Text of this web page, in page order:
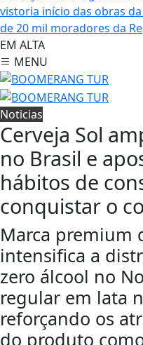
vistoria início das obras
de 20 mil moradores da
EM ALTA
MENU
Noticias
Cerveja Sol
no Brasil e
hábitos de
conquistar o
Marca premium
intensifica a
zero álcool no
regular em lata
reforçando os
do produto